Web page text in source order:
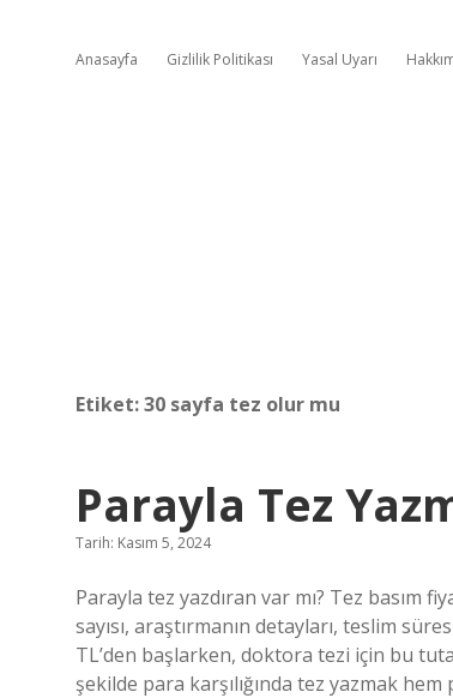
Anasayfa Gizlilik Politikası Yasal Uyarı
Etiket:30 sayfa tez olur mu
Parayla Tez
Tarih: Kasım 5, 2024
Parayla tez yazdıran var mı? Tez basım
sayısı, araştırmanın detayları, teslim
TL’den başlarken, doktora tezi için bu
şekilde para karşılığında tez yazmak